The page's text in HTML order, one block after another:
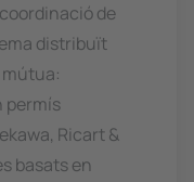
de
distribuït
permís
Ricart &
basats en